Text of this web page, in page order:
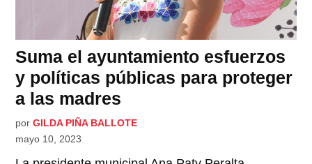
Suma el ayuntamiento esfuerzos
y políticas públicas para proteger
a las madres
por GILDA PIÑA BALLOTE
mayo 10, 2023